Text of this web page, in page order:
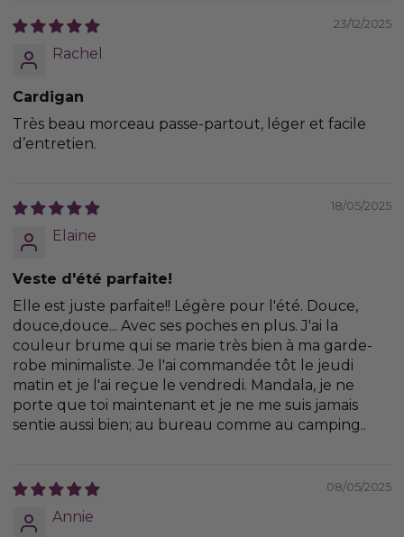
23/12/2025
Rachel
Cardigan
Très beau morceau passe-partout, léger et facile
d’entretien.
18/05/2025
Elaine
Veste d'été parfaite!
Elle est juste parfaite!! Légère pour l'été. Douce,
douce,douce... Avec ses poches en plus. J'ai la
couleur brume qui se marie très bien à ma garde-
robe minimaliste. Je l'ai commandée tôt le jeudi
matin et je l'ai reçue le vendredi. Mandala, je ne
porte que toi maintenant et je ne me suis jamais
sentie aussi bien; au bureau comme au camping..
08/05/2025
Annie